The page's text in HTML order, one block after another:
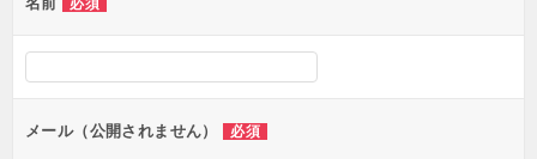
ー
シ
ン
必須
メール（公開されません） 必須